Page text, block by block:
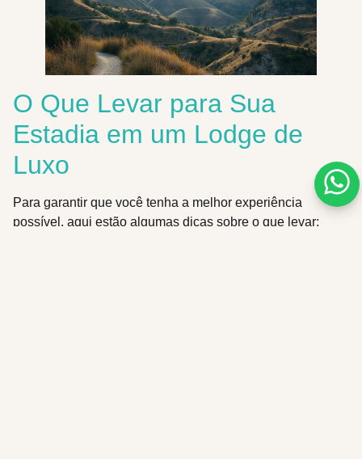
O Que Levar para Sua
Estadia em um Lodge de
Luxo
Para garantir que você tenha a melhor experiência
possível, aqui estão algumas dicas sobre o que levar: